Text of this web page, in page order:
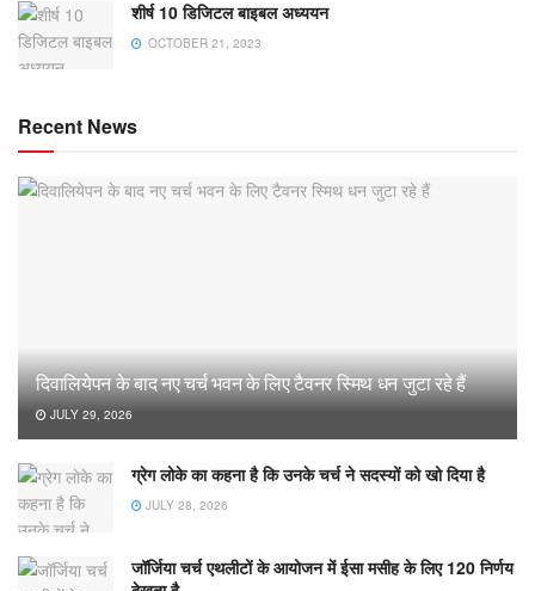
शीर्ष 10 डिजिटल बाइबल अध्ययन
OCTOBER 21, 2023
Recent News
दिवालियेपन के बाद नए चर्च भवन के लिए टैवनर स्मिथ धन जुटा रहे हैं
JULY 29, 2026
ग्रेग लोके का कहना है कि उनके चर्च ने सदस्यों को खो दिया है
JULY 28, 2026
जॉर्जिया चर्च एथलीटों के आयोजन में ईसा मसीह के लिए 120 निर्णय